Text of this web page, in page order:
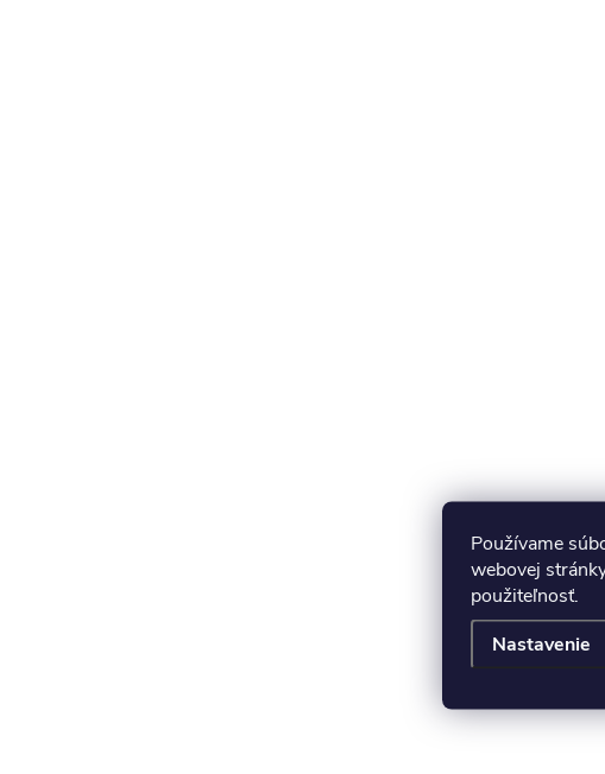
Používame
webovej
použiteľnosť.
Nastavenie